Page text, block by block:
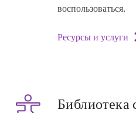
воспользоваться.
Ресурсы и услуги
Библиотека